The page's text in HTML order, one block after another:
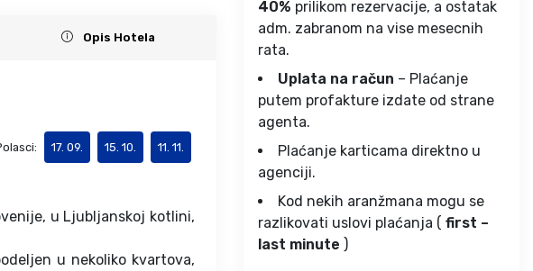
Opis Hotela
17. 09. 15. 10. 11. 11.
u Ljubljanskoj kotlini,
u nekoliko kvartova,
40% prilikom rezervacije, a ostatak
adm. zabranom na vise mesecnih
rata.
Uplata na račun – Plaćanje
putem profakture izdate od strane
agenta.
Plaćanje karticama direktno u
agenciji.
Kod nekih aranžmana mogu se
razlikovati uslovi plaćanja ( first –
last minute )